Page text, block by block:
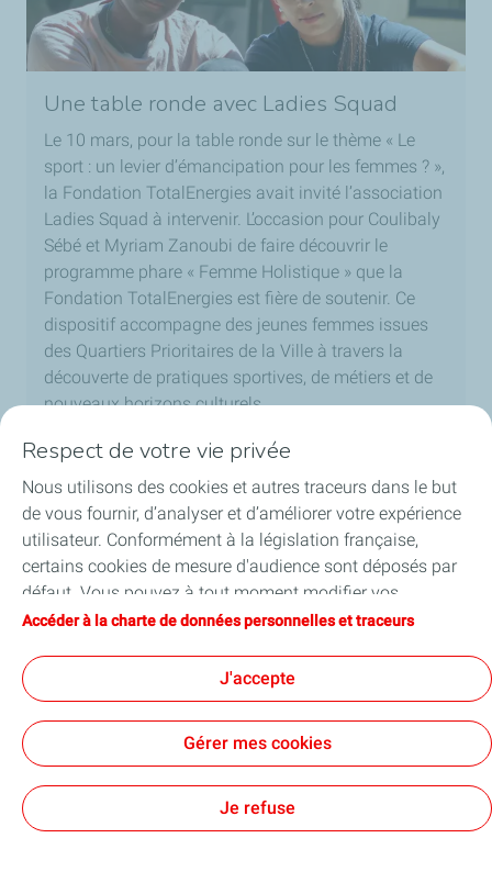
Une table ronde avec Ladies Squad
Le 10 mars, pour la table ronde sur le thème « Le
sport : un levier d’émancipation pour les femmes ? »,
la Fondation TotalEnergies avait invité l’association
Ladies Squad à intervenir. L’occasion pour Coulibaly
Sébé et Myriam Zanoubi de faire découvrir le
programme phare « Femme Holistique » que la
Fondation TotalEnergies est fière de soutenir. Ce
dispositif accompagne des jeunes femmes issues
des Quartiers Prioritaires de la Ville à travers la
découverte de pratiques sportives, de métiers et de
nouveaux horizons culturels.
La France s’engage tient l’un de ses
jurys à Saint-Herblain
Le 13 mars, dans les locaux de la Direction
Régionale de TotalEnergies Marketing France à
Respect de votre vie privée
Nous utilisons des cookies et autres traceurs dans le but
de vous fournir, d’analyser et d’améliorer votre expérience
utilisateur. Conformément à la législation française,
certains cookies de mesure d'audience sont déposés par
défaut. Vous pouvez à tout moment modifier vos
paramètres de cookies en cliquant sur le bouton « Gérer
vous acceptez le dépôt de l’ensemble des cookies. Dans le
cas où vous cliquez sur « Je refuse », seuls les cookies
techniques nécessaires au bon fonctionnement du site
seront utilisés. Pour plus d’informations, vous pouvez
traceurs ».
Accéder à la charte de données personnelles et traceurs
J'accepte
Gérer mes cookies
Je refuse